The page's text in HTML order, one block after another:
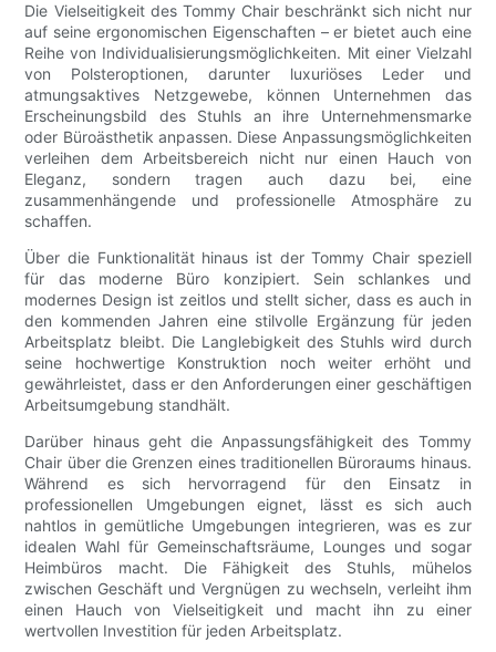
Die Vielseitigkeit des Tommy Chair beschränkt sich nicht nur
auf seine ergonomischen Eigenschaften – er bietet auch eine
Reihe von Individualisierungsmöglichkeiten. Mit einer Vielzahl
von Polsteroptionen, darunter luxuriöses Leder und
atmungsaktives Netzgewebe, können Unternehmen das
Erscheinungsbild des Stuhls an ihre Unternehmensmarke
oder Büroästhetik anpassen. Diese Anpassungsmöglichkeiten
verleihen dem Arbeitsbereich nicht nur einen Hauch von
Eleganz, sondern tragen auch dazu bei, eine
zusammenhängende und professionelle Atmosphäre zu
schaffen.
Über die Funktionalität hinaus ist der Tommy Chair speziell
für das moderne Büro konzipiert. Sein schlankes und
modernes Design ist zeitlos und stellt sicher, dass es auch in
den kommenden Jahren eine stilvolle Ergänzung für jeden
Arbeitsplatz bleibt. Die Langlebigkeit des Stuhls wird durch
seine hochwertige Konstruktion noch weiter erhöht und
gewährleistet, dass er den Anforderungen einer geschäftigen
Arbeitsumgebung standhält.
Darüber hinaus geht die Anpassungsfähigkeit des Tommy
Chair über die Grenzen eines traditionellen Büroraums hinaus.
Während es sich hervorragend für den Einsatz in
professionellen Umgebungen eignet, lässt es sich auch
nahtlos in gemütliche Umgebungen integrieren, was es zur
idealen Wahl für Gemeinschaftsräume, Lounges und sogar
Heimbüros macht. Die Fähigkeit des Stuhls, mühelos
zwischen Geschäft und Vergnügen zu wechseln, verleiht ihm
einen Hauch von Vielseitigkeit und macht ihn zu einer
wertvollen Investition für jeden Arbeitsplatz.